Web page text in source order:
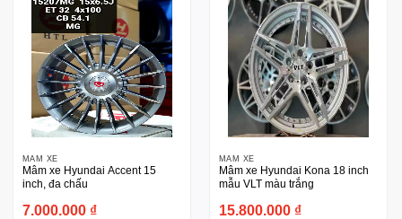
MÂM XE
Mâm xe Hyundai Accent 15
inch, đa chấu
7.000.000 ₫
MÂM XE
Mâm xe Hyundai Kona 18 inch
mẫu VLT màu trắng
15.800.000 ₫